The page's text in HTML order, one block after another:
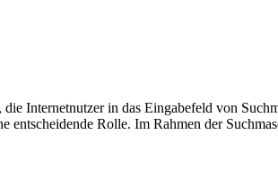
Internetnutzer in das Eingabefeld von
entscheidende Rolle. Im Rahmen der